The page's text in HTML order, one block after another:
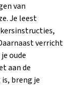
van
Je leest
verricht
oude
aan de
breng je